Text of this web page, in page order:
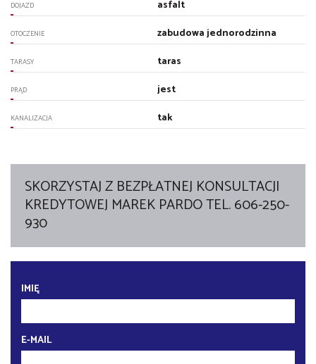
DOJAZD asfalt
OTOCZENIE zabudowa jednorodzinna
TARASY taras
PRĄD jest
KANALIZACJA tak
SKORZYSTAJ Z BEZPŁATNEJ KONSULTACJI
KREDYTOWEJ MAREK PARDO TEL. 606-250-
930
IMIĘ
E-MAIL